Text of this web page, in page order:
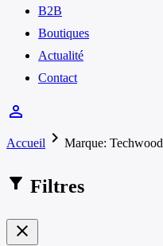
B2B
Boutiques
Actualité
Contact
person_outline
Accueil chevron_right Marque: Techwood
filter_alt Filtres
close